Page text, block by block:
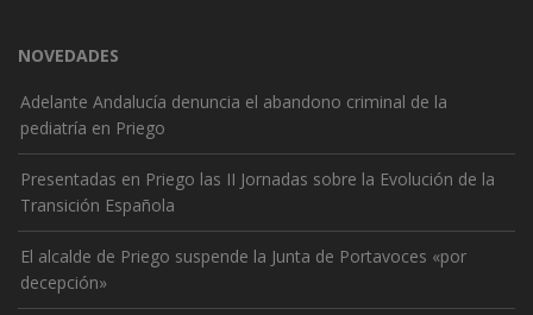
NOVEDADES
Adelante Andalucía denuncia el abandono criminal de la
pediatría en Priego
Presentadas en Priego las II Jornadas sobre la Evolución de la
Transición Española
El alcalde de Priego suspende la Junta de Portavoces «por
decepción»